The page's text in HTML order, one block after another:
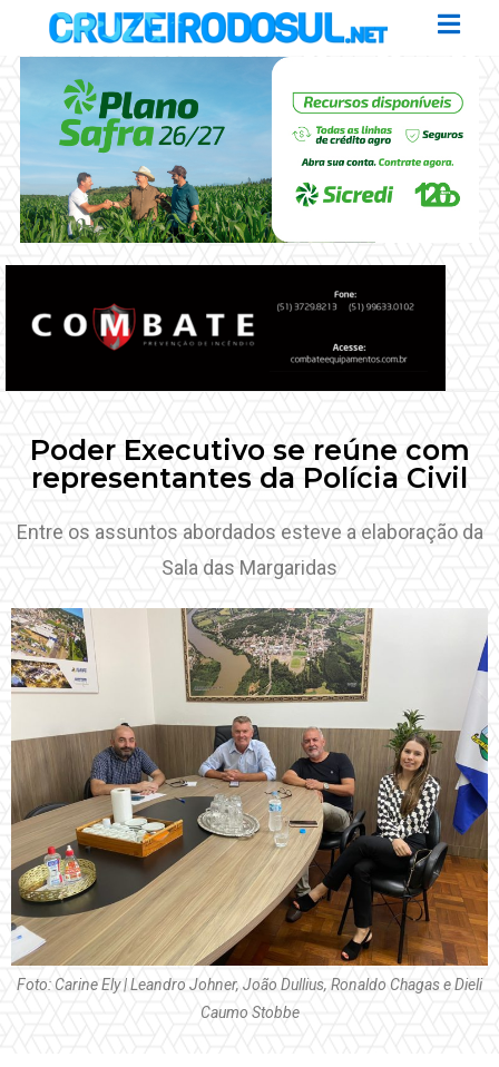
Poder Executivo se reúne com
representantes da Polícia Civil
Entre os assuntos abordados esteve a elaboração da
Sala das Margaridas
Foto: Carine Ely | Leandro Johner, João Dullius, Ronaldo Chagas e Dieli
Caumo Stobbe